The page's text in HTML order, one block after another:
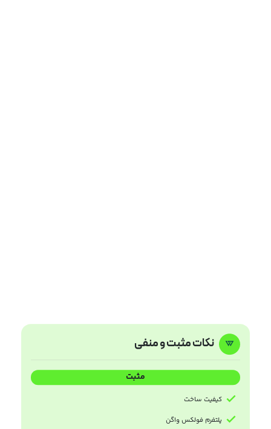
نکات مثبت و منفی
مثبت
کیفیت ساخت
پلتفرم فولکس واگن